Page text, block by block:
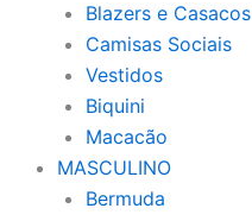
Blazers e Casacos
Camisas Sociais
Vestidos
Biquini
Macacão
MASCULINO
Bermuda